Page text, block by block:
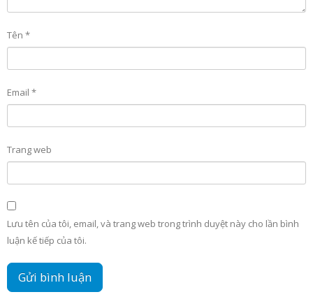
Tên *
Email *
Trang web
Lưu tên của tôi, email, và trang web trong trình duyệt này cho lần bình
luận kế tiếp của tôi.